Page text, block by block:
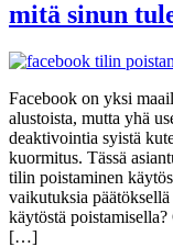
mitä sinun
Facebook on yksi
alustoista, mutta yhä
deaktivointia syistä
kuormitus. Tässä
tilin poistaminen
vaikutuksia
käytöstä
[…]